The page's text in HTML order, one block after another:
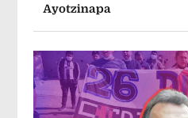
Ayotzinapa